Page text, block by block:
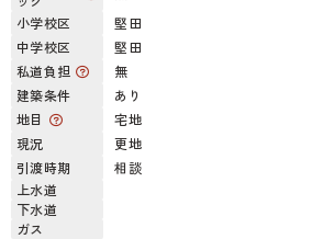
小学校区
堅田
中学校区
堅田
私道負担
無
建築条件
あり
地目
宅地
現況
更地
引渡時期
相談
上水道
下水道
ガス